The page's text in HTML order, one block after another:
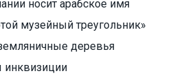
носит арабское имя
музейный треугольник»
деревья
инквизиции